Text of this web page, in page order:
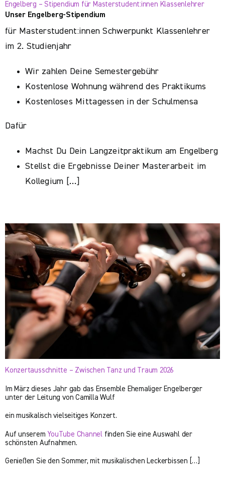
Engelberg – Stipendium für Masterstudent:innen Klassenlehrer
Unser Engelberg-Stipendium
für Masterstudent:innen Schwerpunkt Klassenlehrer
im 2. Studienjahr
Wir zahlen Deine Semestergebühr
Kostenlose Wohnung während des Praktikums
Kostenloses Mittagessen in der Schulmensa
Dafür
Machst Du Dein Langzeitpraktikum am Engelberg
Stellst die Ergebnisse Deiner Masterarbeit im
Kollegium […]
Konzertausschnitte – Zwischen Tanz und Traum 2026
Im März dieses Jahr gab das Ensemble Ehemaliger Engelberger
unter der Leitung von Camilla Wulf
ein musikalisch vielseitiges Konzert.
Auf unserem YouTube Channel finden Sie eine Auswahl der
schönsten Aufnahmen.
Genießen Sie den Sommer, mit musikalischen Leckerbissen […]